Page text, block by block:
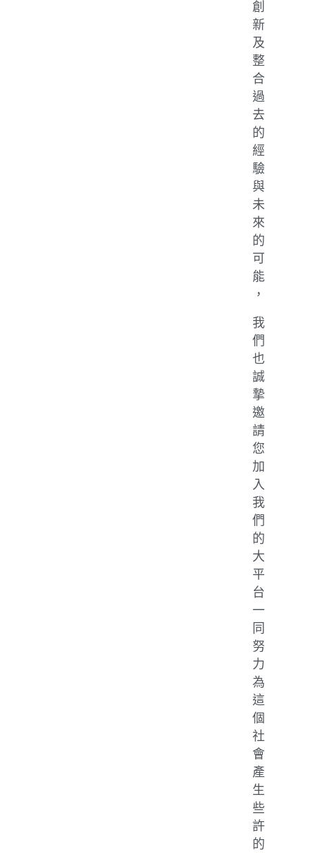
創
新
及
整
合
過
去
的
經
驗
與
未
來
的
可
能
，
我
們
也
誠
摯
邀
請
您
加
入
我
們
的
大
平
台
一
同
努
力
為
這
個
社
會
產
生
些
許
的